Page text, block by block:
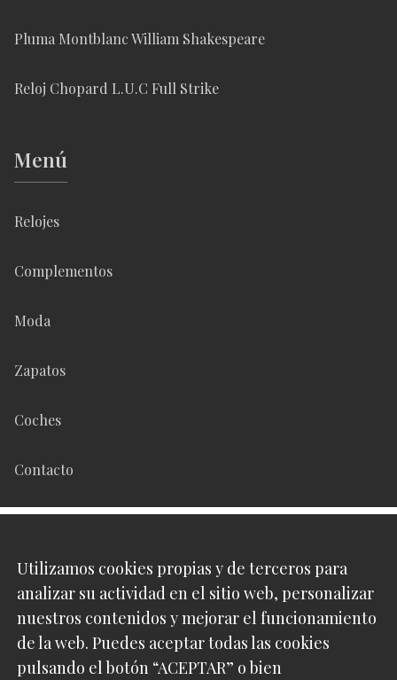
Pluma Montblanc William Shakespeare
Reloj Chopard L.U.C Full Strike
Menú
Relojes
Complementos
Moda
Zapatos
Coches
Contacto
Pinterest
Instagram
Utilizamos cookies propias y de terceros para
analizar su actividad en el sitio web, personalizar
nuestros contenidos y mejorar el funcionamiento
de la web. Puedes aceptar todas las cookies
pulsando el botón “ACEPTAR” o bien